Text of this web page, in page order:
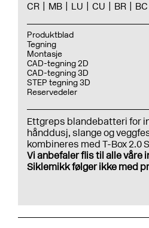
CR MB LU CU BR BC
Produktblad
Tegning
Montasje
CAD-tegning 2D
CAD-tegning 3D
STEP tegning 3D
Reservedeler
Ettgreps blandebatteri for
hånddusj, slange og
kombineres med T-Box 2.0
Vi anbefaler flis til alle våre
Siklemikk følger ikke med